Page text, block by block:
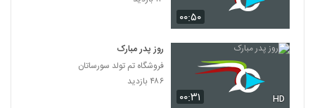
۰۰:۵۰
۰۰:۳۱ HD
روز پدر مبارک
فروشگاه تم تولد سورساتان
۴۸۶ بازدید